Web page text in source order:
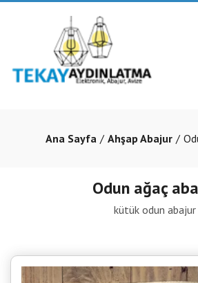
Ana Sayfa Ahşap Abajur
Odun ağaç
kütük odun abajur